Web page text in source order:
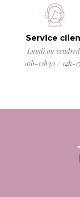
Service
Lundi au
10h-12h30 / 14h-